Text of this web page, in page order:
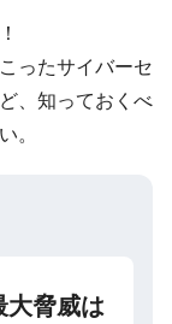
ったサイバーセ
、知っておくべ
。
大脅威は